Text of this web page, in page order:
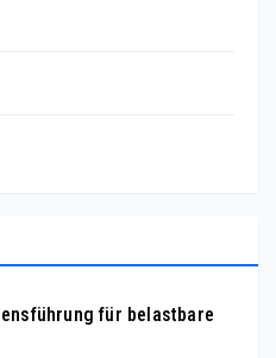
für belastbare